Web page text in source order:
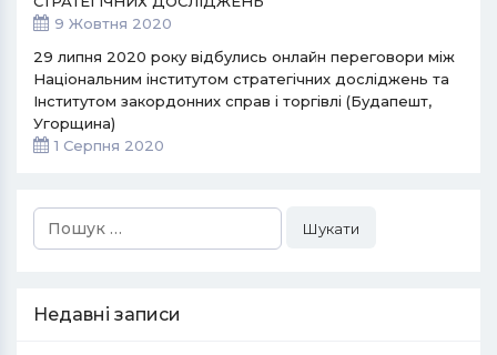
9 Жовтня 2020
29 липня 2020 року відбулись онлайн переговори між
Національним інститутом стратегічних досліджень та
Інститутом закордонних справ і торгівлі (Будапешт,
Угорщина)
1 Серпня 2020
Пошук:
Недавні записи